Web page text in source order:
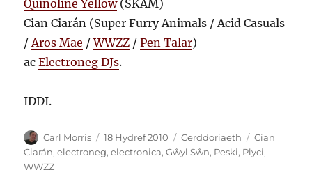
Quinoline Yellow(SKAM)
Cian Ciarán (Super Furry Animals / Acid Casuals
/Aros Mae /WWZZ /Pen Talar)
acElectroneg DJs.
IDDI.
Awdur
Carl Morris
Cofnodwyd
ar
18 Hydref 2010 Categorïau
Cerddoriaeth Tagiau
Cian
Ciarán,electroneg,electronica,Gŵyl Sŵn, Peski, Plyci,
WWZZ